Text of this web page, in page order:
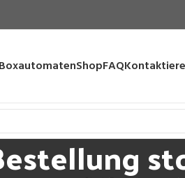
BoxautomatenShopFAQ